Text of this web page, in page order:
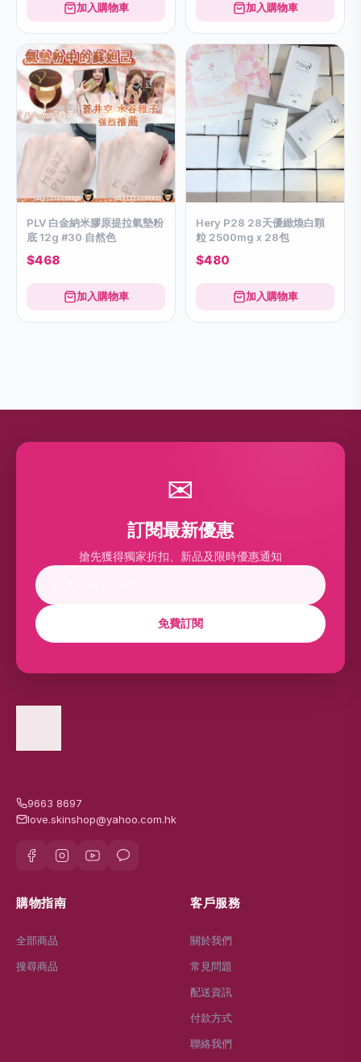
加入購物車 加入購物車
PLV 白金納米膠原提拉氣墊粉
底 12g #30 自然色
$468
加入購物車
Hery P28 28天優緻煥白顆
粒 2500mg x 28包
$480
加入購物車
✉
訂閱最新優惠
搶先獲得獨家折扣、新品及限時優惠通知
免費訂閱
9663 8697
love.skinshop@yahoo.com.hk
購物指南
全部商品
搜尋商品
客戶服務
關於我們
常見問題
配送資訊
付款方式
聯絡我們